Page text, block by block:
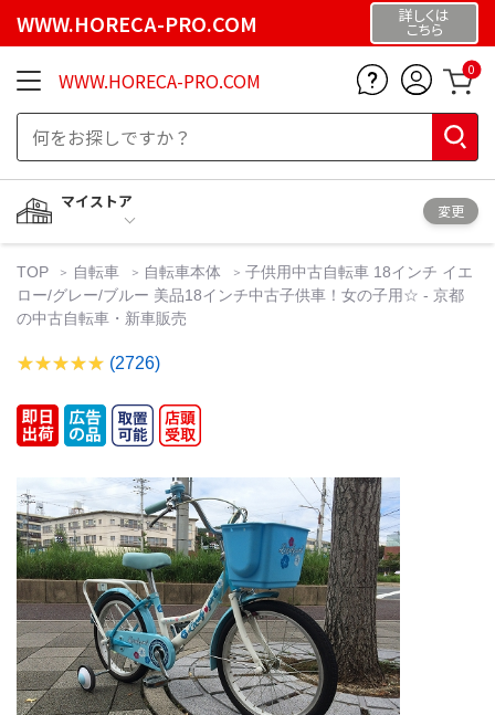
WWW.HORECA-PRO.COM 詳しくは
こちら
WWW.HORECA-PRO.COM 0
マイストア
変更
TOP 自転車 自転車本体
子供用中古自転車 18インチ イエ
ロー/グレー/ブルー 美品18インチ中古子供車！女の子用☆ - 京都
の中古自転車・新車販売
(2726)